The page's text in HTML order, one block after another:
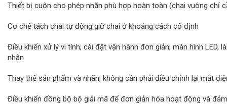
Thiết bị cuộn cho phép nhãn phù hợp hoàn toàn (chai vuông
Cơ chế tách chai tự động giữ chai ở khoảng cách cố định
Điều khiển xử lý vi tính, cài đặt vận hành đơn giản, màn hình LED,
nhãn
Thay thế sản phẩm và nhãn, không cần phải điều chỉnh lại mắt
Điều khiển đồng bộ bộ giải mã để đơn giản hóa hoạt động và